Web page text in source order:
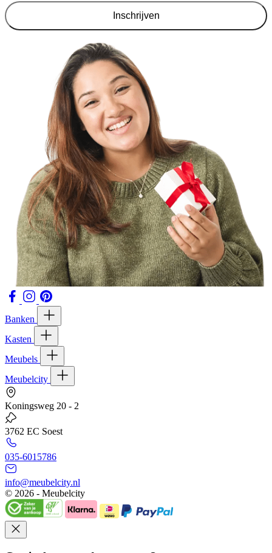
Inschrijven
Banken
Kasten
Meubels
Meubelcity
Koningsweg 20 - 2
3762 EC Soest
035-6015786
info@meubelcity.nl
© 2026 - Meubelcity